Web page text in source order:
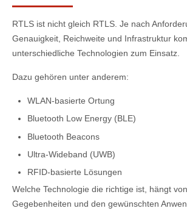
RTLS ist nicht gleich RTLS. Je nach
Genauigkeit, Reichweite und Infrastruktur
unterschiedliche Technologien zum Einsatz.
Dazu gehören unter anderem:
WLAN-basierte Ortung
Bluetooth Low Energy (BLE)
Bluetooth Beacons
Ultra-Wideband (UWB)
RFID-basierte Lösungen
Welche Technologie die richtige ist, hängt
Gegebenheiten und den gewünschten